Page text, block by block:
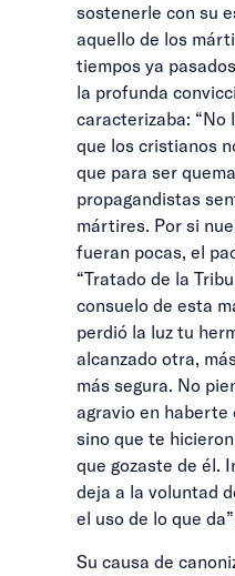
sostenerle con su
aquello de los
tiempos ya
la profunda
caracterizaba: “No
que los cristianos
que para ser
propagandistas
mártires. Por si
fueran pocas, el
“Tratado de la
consuelo de esta
perdió la luz tu
alcanzado otra,
más segura. No
agravio en haberte
sino que te
que gozaste de él.
deja a la voluntad
el uso de lo que
Su causa de